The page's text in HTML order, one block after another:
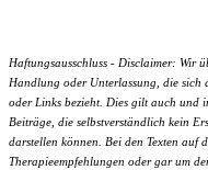
Haftungsausschluss - Disclaimer: Wir
Handlung oder Unterlassung, die
oder Links bezieht. Dies gilt auch und
Beiträge, die selbstverständlich kein
darstellen können. Bei den Texten auf
Therapieempfehlungen oder gar um